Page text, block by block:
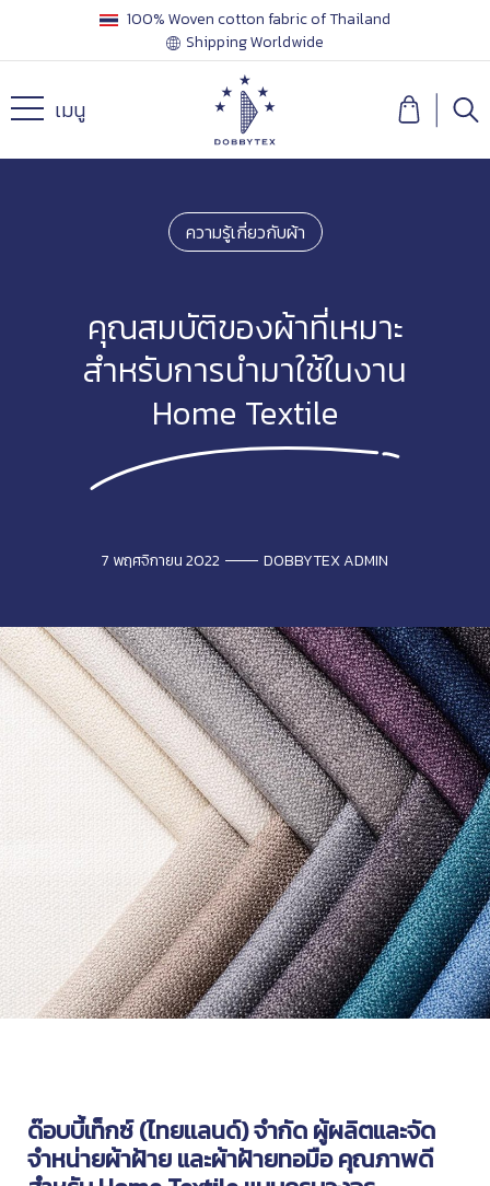
100% Woven cotton fabric of Thailand
Shipping Worldwide
เมนู
ความรู้เกี่ยวกับผ้า
คุณสมบัติของผ้าที่เหมาะ
สำหรับการนำมาใช้ในงาน
Home Textile
7 พฤศจิกายน 2022 DOBBYTEX ADMIN
ด๊อบบี้เท็กซ์ (ไทยเเลนด์) จํากัด ผู้ผลิตและจัด
จำหน่ายผ้าฝ้าย และผ้าฝ้ายทอมือ คุณภาพดี